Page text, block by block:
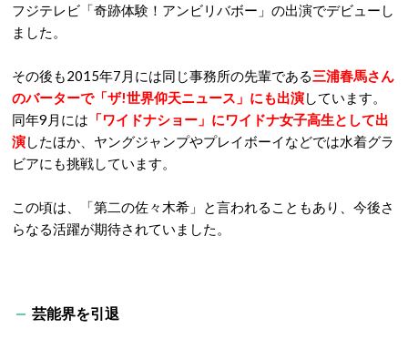
フジテレビ「奇跡体験！アンビリバボー」の出演でデビューし
ました。
その後も2015年7月には同じ事務所の先輩である三浦春馬さん
のバーターで「ザ!世界仰天ニュース」にも出演しています。
同年9月には 「ワイドナショー」にワイドナ女子高生として出
演したほか、ヤングジャンプやプレイボーイなどでは水着グラ
ビアにも挑戦しています。
この頃は、「第二の佐々木希」と言われることもあり、今後さ
らなる活躍が期待されていました。
芸能界を引退